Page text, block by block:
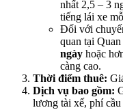
nhất 2,5 – 3
tiếng lái xe
Đối với
quan tại
ngày hoặc
càng cao.
Thời điểm thuê:
Dịch vụ bao gồm:
lương tài xế, phí